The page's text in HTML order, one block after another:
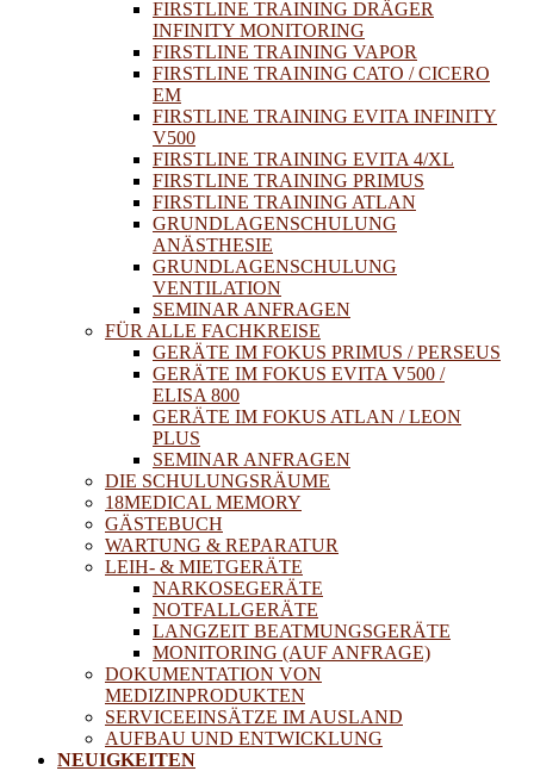
FIRSTLINE TRAINING DRÄGER
INFINITY MONITORING
FIRSTLINE TRAINING VAPOR
FIRSTLINE TRAINING CATO / CICERO
EM
FIRSTLINE TRAINING EVITA INFINITY
V500
FIRSTLINE TRAINING EVITA 4/XL
FIRSTLINE TRAINING PRIMUS
FIRSTLINE TRAINING ATLAN
GRUNDLAGENSCHULUNG
ANÄSTHESIE
GRUNDLAGENSCHULUNG
VENTILATION
SEMINAR ANFRAGEN
FÜR ALLE FACHKREISE
GERÄTE IM FOKUS PRIMUS / PERSEUS
GERÄTE IM FOKUS EVITA V500 /
ELISA 800
GERÄTE IM FOKUS ATLAN / LEON
PLUS
SEMINAR ANFRAGEN
DIE SCHULUNGSRÄUME
18MEDICAL MEMORY
GÄSTEBUCH
WARTUNG & REPARATUR
LEIH- & MIETGERÄTE
NARKOSEGERÄTE
NOTFALLGERÄTE
LANGZEIT BEATMUNGSGERÄTE
MONITORING (AUF ANFRAGE)
DOKUMENTATION VON
MEDIZINPRODUKTEN
SERVICEEINSÄTZE IM AUSLAND
AUFBAU UND ENTWICKLUNG
NEUIGKEITEN